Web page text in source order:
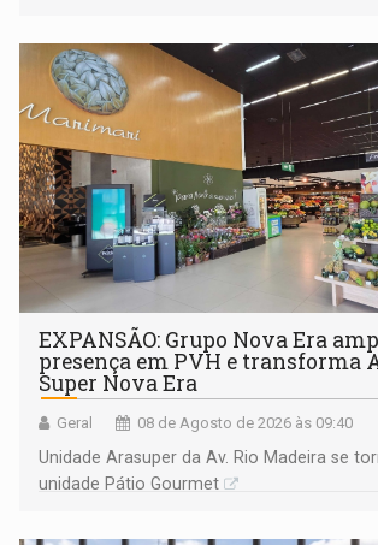
EXPANSÃO: Grupo Nova Era
presença em PVH e transforma
Super Nova Era
Geral 08 de Agosto de 2026 às 09:40
Unidade Arasuper da Av. Rio Madeira se
unidade Pátio Gourmet